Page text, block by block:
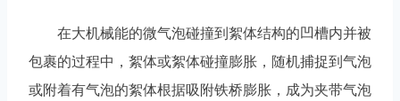
在大机械能的微气泡碰撞到絮体结构的凹槽内并被
包裹的过程中，絮体或絮体碰撞膨胀，随机捕捉到气泡
或附着有气泡的絮体根据吸附铁桥膨胀，成为夹带气泡